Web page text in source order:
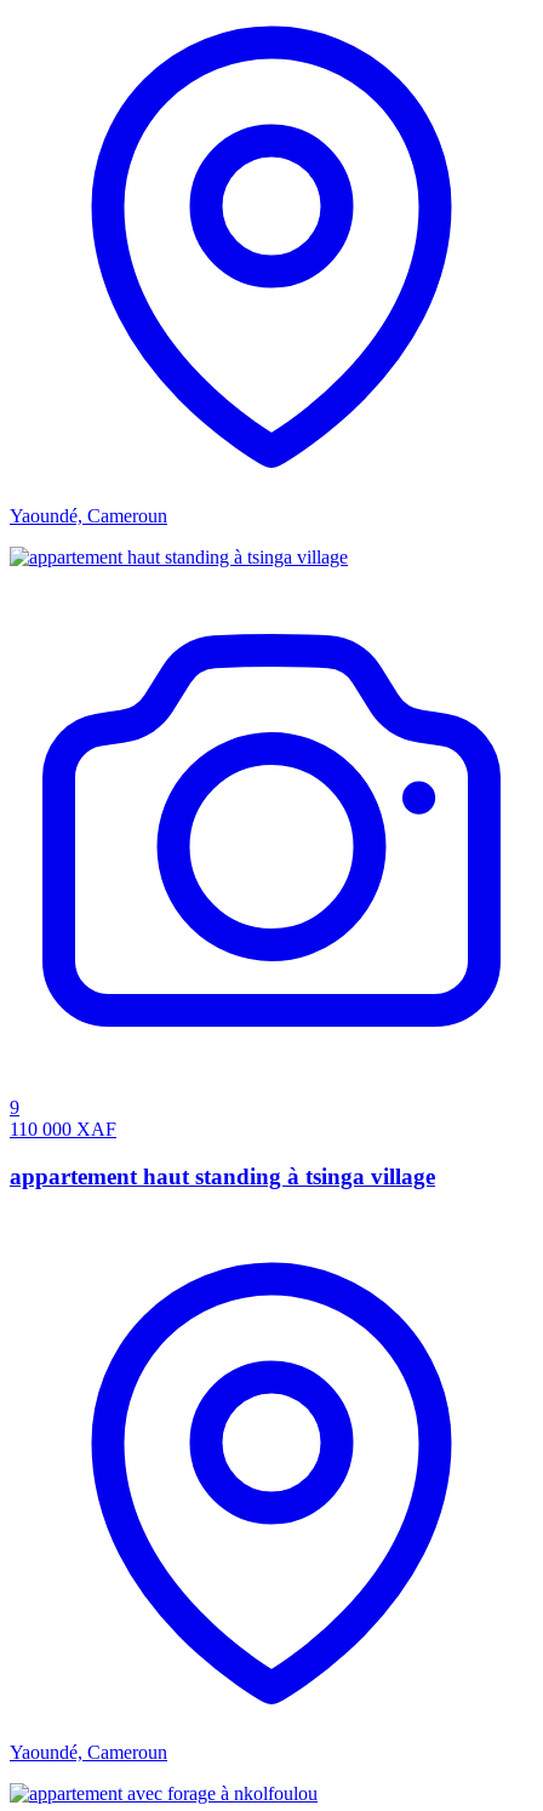
Yaoundé, Cameroun
9
110 000 XAF
appartement haut standing à tsinga village
Yaoundé, Cameroun